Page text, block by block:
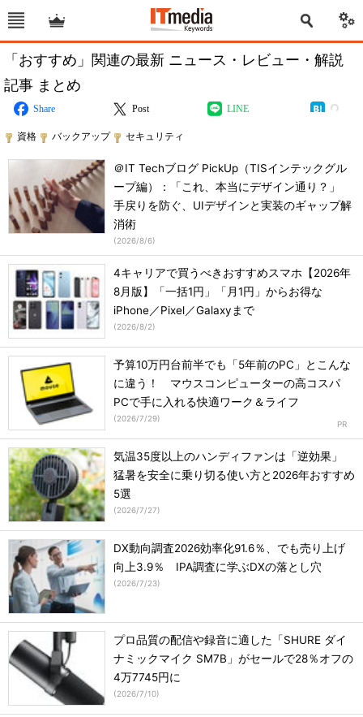
「おすすめ」関連の最新 ニュース・レビュー・解説
記事 まとめ
Share Post LINE
資格 バックアップ セキュリティ
＠IT Techブログ PickUp（TISインテックグル
ープ編）：「これ、本当にデザイン通り？」
手戻りを防ぐ、UIデザインと実装のギャップ解
消術
(2026/8/6)
4キャリアで買うべきおすすめスマホ【2026年
8月版】「一括1円」「月1円」からお得な
iPhone／Pixel／Galaxyまで
(2026/8/2)
予算10万円台前半でも「5年前のPC」とこんな
に違う！ マウスコンピューターの高コスパ
PCで手に入れる快適ワーク＆ライフ
(2026/7/29)
気温35度以上のハンディファンは「逆効果」
猛暑を安全に乗り切る使い方と2026年おすすめ
5選
(2026/7/27)
DX動向調査2026効率化91.6％、でも売り上げ
向上3.9％ IPA調査に学ぶDXの落とし穴
(2026/7/23)
プロ品質の配信や録音に適した「SHURE ダイ
ナミックマイク SM7B」がセールで28％オフの
4万7745円に
(2026/7/10)